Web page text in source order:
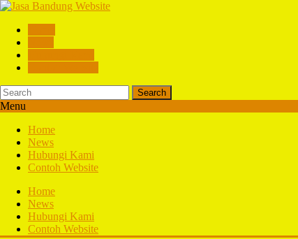
Search
Menu
Home
News
Hubungi Kami
Contoh Website
Home
News
Hubungi Kami
Contoh Website